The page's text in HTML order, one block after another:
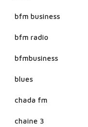
bfm business
bfm radio
bfmbusiness
blues
chada fm
chaine 3